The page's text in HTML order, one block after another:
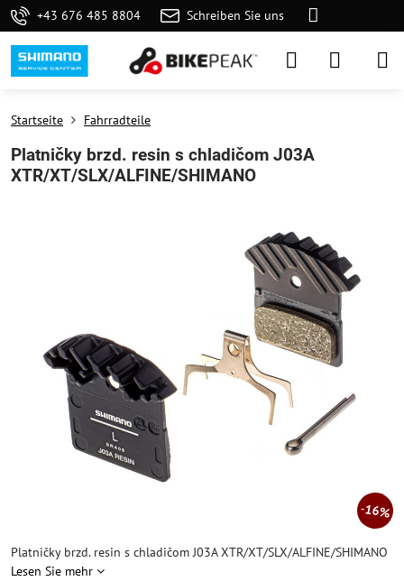
+43 676 485 8804 Schreiben Sie uns
16%
Startseite Fahrradteile
Platničky brzd. resin s chladičom J03A
XTR/XT/SLX/ALFINE/SHIMANO
Platničky brzd. resin s chladičom J03A XTR/XT/SLX/ALFINE/SHIMANO
Lesen Sie mehr